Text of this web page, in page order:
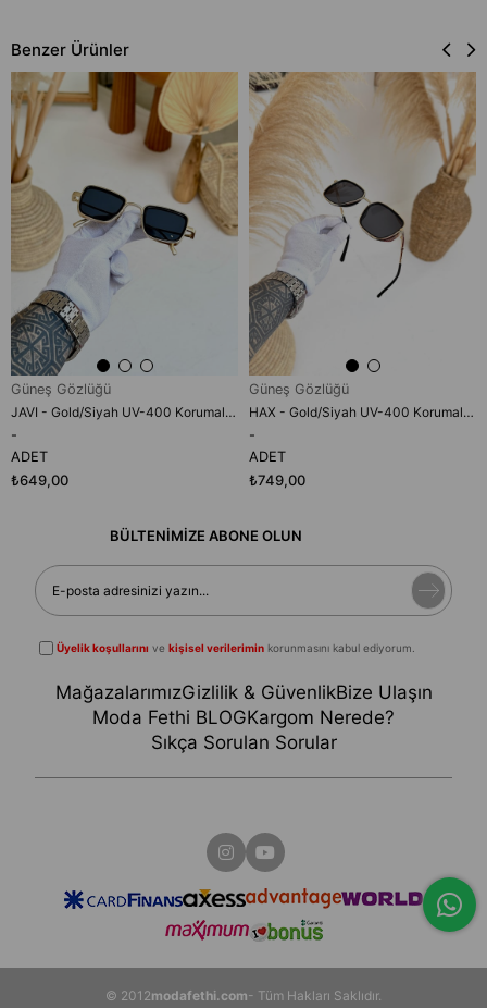
Benzer Ürünler
Güneş Gözlüğü
JAVI - Gold/Siyah UV-400 Korumalı Güneş Gözlüğü
-
ADET
₺649,00
Güneş Gözlüğü
HAX - Gold/Siyah UV-400 Korumalı Güneş Gözlüğü
-
ADET
₺749,00
BÜLTENİMİZE ABONE OLUN
Üyelik koşullarını vekişisel verilerimin korunmasını kabul ediyorum.
MağazalarımızGizlilik & GüvenlikBize Ulaşın
Moda Fethi BLOGKargom Nerede?
Sıkça Sorulan Sorular
© 2012modafethi.com- Tüm Hakları Saklıdır.